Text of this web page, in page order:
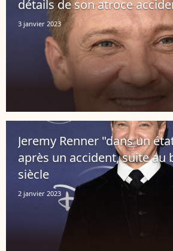
détails de son atroce
3 janvier 2023
Jeremy Renner "dans un
après un accident, suite au
siècle
2 janvier 2023